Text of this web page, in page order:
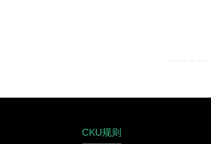
CKU规则